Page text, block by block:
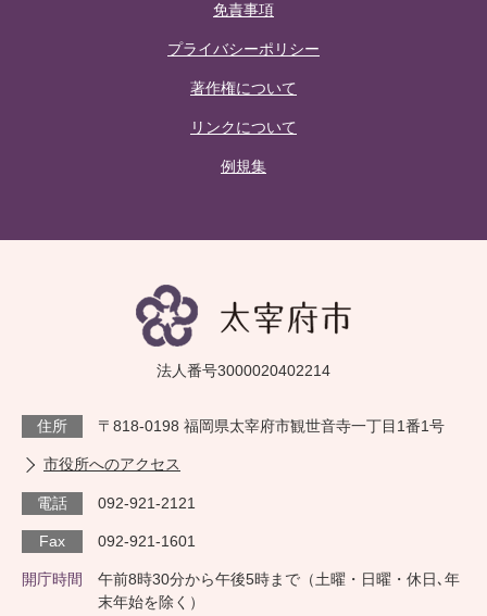
免責事項
プライバシーポリシー
著作権について
リンクについて
例規集
法人番号3000020402214
住所 〒818-0198 福岡県太宰府市観世音寺一丁目1番1号
市役所へのアクセス
電話 092-921-2121
Fax 092-921-1601
開庁時間
午前8時30分から午後5時まで（土曜・日曜・休日､年
末年始を除く）